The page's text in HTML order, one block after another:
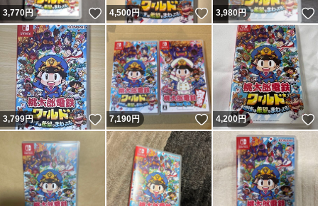
3,770円 いいね！
4,500円 いいね！
3,980円
3,799円 いいね！
7,190円 いいね！
4,200円